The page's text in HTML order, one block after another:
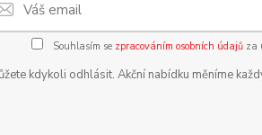
Souhlasím se zpracováním osobních údajůza
kdykoli odhlásit. Akční nabídku měníme